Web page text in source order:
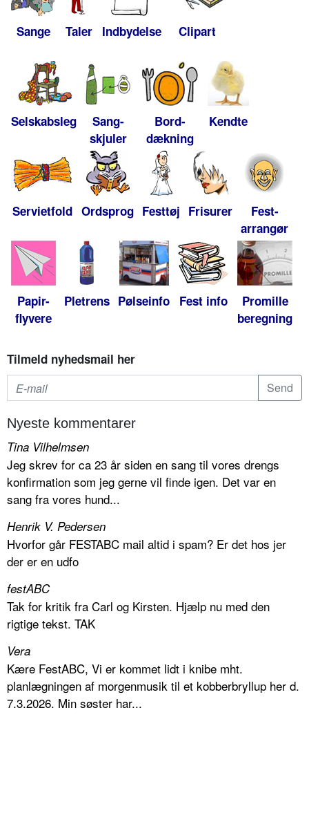
Sange Taler Indbydelse Clipart
Selskabsleg
Sang-
skjuler
Bord-
dækning
Kendte
Servietfold Ordsprog Festtøj Frisurer
Fest-
arrangør
Papir-
flyvere
Pletrens Pølseinfo Fest info
Promille
beregning
Tilmeld nyhedsmail her
Nyeste kommentarer
Tina Vilhelmsen
Jeg skrev for ca 23 år siden en sang til vores drengs
konfirmation som jeg gerne vil finde igen. Det var en
sang fra vores hund...
Henrik V. Pedersen
Hvorfor går FESTABC mail altid i spam? Er det hos jer
der er en udfo
festABC
Tak for kritik fra Carl og Kirsten. Hjælp nu med den
rigtige tekst. TAK
Vera
Kære FestABC, Vi er kommet lidt i knibe mht.
planlægningen af morgenmusik til et kobberbryllup her d.
7.3.2026. Min søster har...